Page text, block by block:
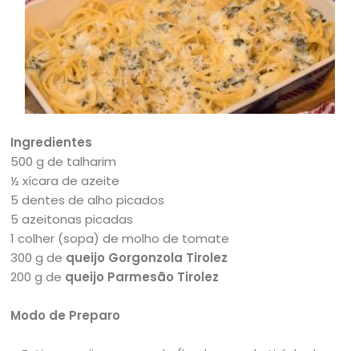
Ingredientes
500 g de talharim
½ xícara de azeite
5 dentes de alho picados
5 azeitonas picadas
1 colher (sopa) de molho de tomate
300 g de queijo Gorgonzola Tirolez
200 g de queijo Parmesão Tirolez
Modo de Preparo